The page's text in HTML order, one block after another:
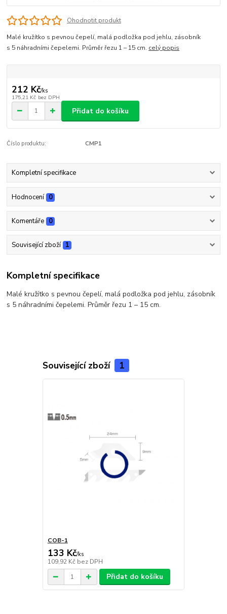
Ohodnotit produkt
Malé kružítko s pevnou čepelí, malá podložka pod jehlu, zásobník
s 5 náhradními čepelemi. Průměr řezu 1 – 15 cm. celý popis
212 Kč/ks
175,21 Kč bez DPH
Přidat do košíku
Číslo produktu: CMP1
Kompletní specifikace
Hodnocení 0
Komentáře 0
Související zboží 1
Kompletní specifikace
Malé kružítko s pevnou čepelí, malá podložka pod jehlu, zásobník
s 5 náhradními čepelemi. Průměr řezu 1 – 15 cm.
Související zboží 1
COB-1
133 Kč/ks
109,92 Kč bez DPH
Přidat do košíku